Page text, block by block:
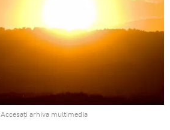
Accesați arhiva multimedia